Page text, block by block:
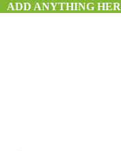
ADD ANYTHING